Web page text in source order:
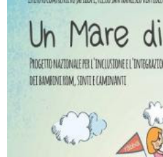
In Un Mare Di Emozioni
9788868061050 Amazon